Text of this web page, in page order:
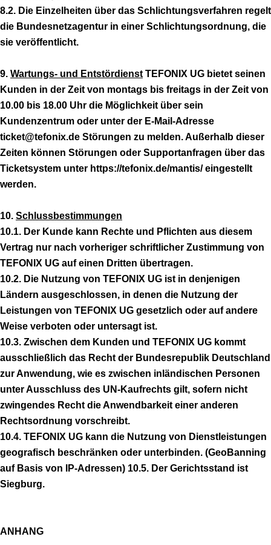
8.2. Die Einzelheiten über das Schlichtungsverfahren regelt
die Bundesnetzagentur in einer Schlichtungsordnung, die
sie veröffentlicht.
9. Wartungs- und Entstördienst TEFONIX UG bietet seinen
Kunden in der Zeit von montags bis freitags in der Zeit von
10.00 bis 18.00 Uhr die Möglichkeit über sein
Kundenzentrum oder unter der E-Mail-Adresse
ticket@tefonix.de Störungen zu melden. Außerhalb dieser
Zeiten können Störungen oder Supportanfragen über das
Ticketsystem unter https://tefonix.de/mantis/ eingestellt
werden.
10. Schlussbestimmungen
10.1. Der Kunde kann Rechte und Pflichten aus diesem
Vertrag nur nach vorheriger schriftlicher Zustimmung von
TEFONIX UG auf einen Dritten übertragen.
10.2. Die Nutzung von TEFONIX UG ist in denjenigen
Ländern ausgeschlossen, in denen die Nutzung der
Leistungen von TEFONIX UG gesetzlich oder auf andere
Weise verboten oder untersagt ist.
10.3. Zwischen dem Kunden und TEFONIX UG kommt
ausschließlich das Recht der Bundesrepublik Deutschland
zur Anwendung, wie es zwischen inländischen Personen
unter Ausschluss des UN-Kaufrechts gilt, sofern nicht
zwingendes Recht die Anwendbarkeit einer anderen
Rechtsordnung vorschreibt.
10.4. TEFONIX UG kann die Nutzung von Dienstleistungen
geografisch beschränken oder unterbinden. (GeoBanning
auf Basis von IP-Adressen) 10.5. Der Gerichtsstand ist
Siegburg.
ANHANG